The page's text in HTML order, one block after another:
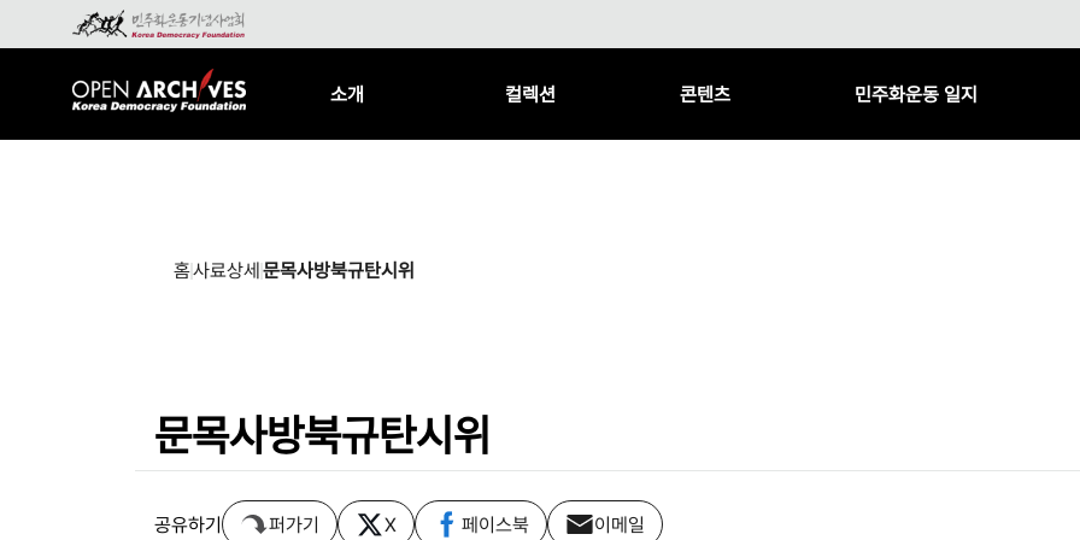
소개 컬렉션 콘텐츠 민주화운동 일지
홈사료상세문목사방북규탄시위
문목사방북규탄시위
공유하기 퍼가기 X 페이스북 이메일